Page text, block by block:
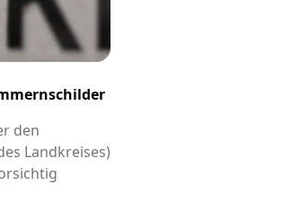
den
Landkreises)